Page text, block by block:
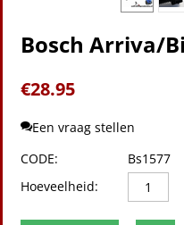
Bosch Arriva/
€28.95
Een vraag stellen
CODE:
Bs1577
Hoeveelheid: